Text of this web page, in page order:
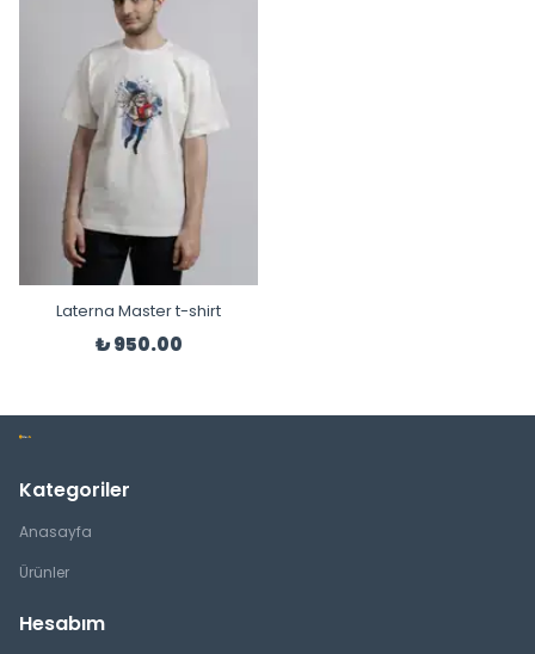
Laterna Master t-shirt
₺ 950.00
Kategoriler
Anasayfa
Ürünler
Hesabım